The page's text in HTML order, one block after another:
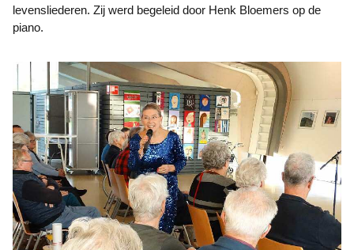
levensliederen. Zij werd begeleid door Henk Bloemers op de
piano.